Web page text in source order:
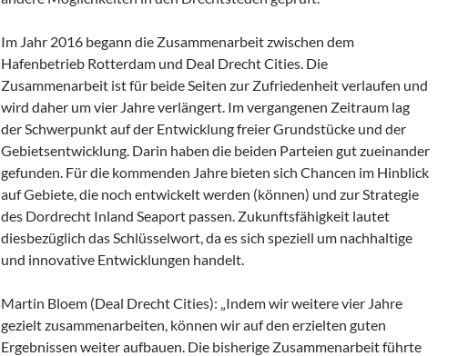
Im Jahr 2016 begann die Zusammenarbeit zwischen dem
Hafenbetrieb Rotterdam und Deal Drecht Cities. Die
Zusammenarbeit ist für beide Seiten zur Zufriedenheit verlaufen und
wird daher um vier Jahre verlängert. Im vergangenen Zeitraum lag
der Schwerpunkt auf der Entwicklung freier Grundstücke und der
Gebietsentwicklung. Darin haben die beiden Parteien gut zueinander
gefunden. Für die kommenden Jahre bieten sich Chancen im Hinblick
auf Gebiete, die noch entwickelt werden (können) und zur Strategie
des Dordrecht Inland Seaport passen. Zukunftsfähigkeit lautet
diesbezüglich das Schlüsselwort, da es sich speziell um nachhaltige
und innovative Entwicklungen handelt.
Martin Bloem (Deal Drecht Cities): „Indem wir weitere vier Jahre
gezielt zusammenarbeiten, können wir auf den erzielten guten
Ergebnissen weiter aufbauen. Die bisherige Zusammenarbeit führte